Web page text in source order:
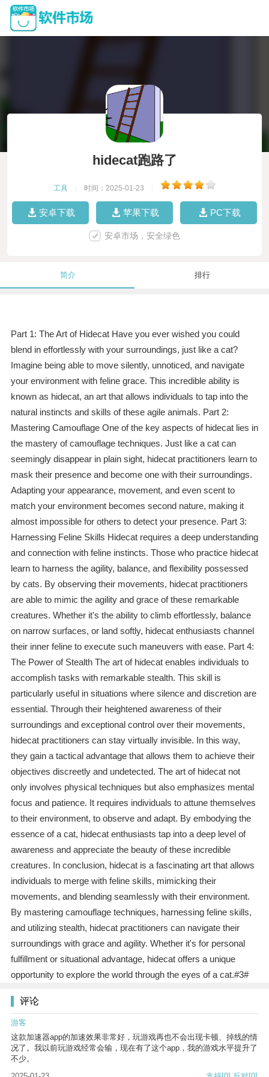
hidecat跑路了
工具 时间：2025-01-23
安卓下载 苹果下载 PC下载
安卓市场，安全绿色
简介 排行
Part 1: The Art of Hidecat Have you ever wished you could
blend in effortlessly with your surroundings, just like a cat?
Imagine being able to move silently, unnoticed, and navigate
your environment with feline grace. This incredible ability is
known as hidecat, an art that allows individuals to tap into the
natural instincts and skills of these agile animals. Part 2:
Mastering Camouflage One of the key aspects of hidecat lies in
the mastery of camouflage techniques. Just like a cat can
seemingly disappear in plain sight, hidecat practitioners learn to
mask their presence and become one with their surroundings.
Adapting your appearance, movement, and even scent to
match your environment becomes second nature, making it
almost impossible for others to detect your presence. Part 3:
Harnessing Feline Skills Hidecat requires a deep understanding
and connection with feline instincts. Those who practice hidecat
learn to harness the agility, balance, and flexibility possessed
by cats. By observing their movements, hidecat practitioners
are able to mimic the agility and grace of these remarkable
creatures. Whether it's the ability to climb effortlessly, balance
on narrow surfaces, or land softly, hidecat enthusiasts channel
their inner feline to execute such maneuvers with ease. Part 4:
The Power of Stealth The art of hidecat enables individuals to
accomplish tasks with remarkable stealth. This skill is
particularly useful in situations where silence and discretion are
essential. Through their heightened awareness of their
surroundings and exceptional control over their movements,
hidecat practitioners can stay virtually invisible. In this way,
they gain a tactical advantage that allows them to achieve their
objectives discreetly and undetected. The art of hidecat not
only involves physical techniques but also emphasizes mental
focus and patience. It requires individuals to attune themselves
to their environment, to observe and adapt. By embodying the
essence of a cat, hidecat enthusiasts tap into a deep level of
awareness and appreciate the beauty of these incredible
creatures. In conclusion, hidecat is a fascinating art that allows
individuals to merge with feline skills, mimicking their
movements, and blending seamlessly with their environment.
By mastering camouflage techniques, harnessing feline skills,
and utilizing stealth, hidecat practitioners can navigate their
surroundings with grace and agility. Whether it's for personal
fulfillment or situational advantage, hidecat offers a unique
opportunity to explore the world through the eyes of a cat.#3#
评论
游客
这款加速器app的加速效果非常好，玩游戏再也不会出现卡顿、掉线的情
况了。我以前玩游戏经常会输，现在有了这个app，我的游戏水平提升了
不少。